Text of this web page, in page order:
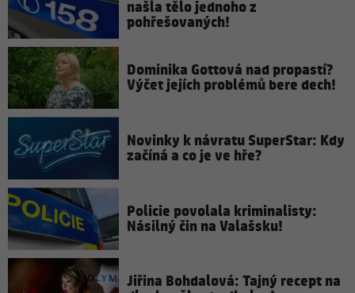
našla tělo jednoho z
pohřešovaných!
Dominika Gottová nad propastí?
Výčet jejích problémů bere dech!
Novinky k návratu SuperStar: Kdy
začíná a co je ve hře?
Policie povolala kriminalisty:
Násilný čin na Valašsku!
Jiřina Bohdalová: Tajný recept na